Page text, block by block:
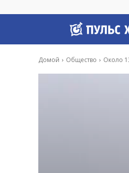
Домой Общество Около